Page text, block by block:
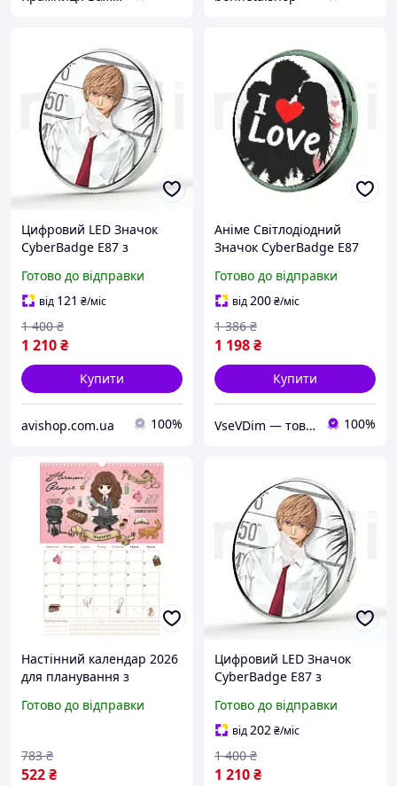
Цифровий LED Значок
CyberBadge E87 з
Додатком і Bluetooth
Електронний Е-Бейдж з
Відео, GIF і Фото, Аніме
Готово до відправки
від 121 ₴/міс
1 210₴
1 400 ₴
Купити
avishop.com.ua 100%
Аніме Світлодіодний
Значок CyberBadge E87
Сенсорним HD-дисплеєм
64 МБ, Bluetooth та
Додатком, Електронний
Готово до відправки
від200₴/міс
1 198₴
1 386 ₴
Купити
VseVDim — товари, що роблять життя простішим 100%
Настінний календар 2026
для планування з
для студентів і
FLAME
Готово до відправки
522₴
783 ₴
Цифровий LED Значок
CyberBadge E87 з
Додатком і Bluetooth
Електронний Е-Бейдж з
Відео, GIF і Фото, Аніме
Готово до відправки
від202₴/міс
1 210₴
1 400 ₴